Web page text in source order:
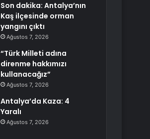
Son dakika: Antalya’nın
Kaş ilçesinde orman
yangını çıktı
Ağustos 7, 2026
“Türk Milleti adına
direnme hakkımızı
kullanacağız”
Ağustos 7, 2026
Antalya’da Kaza: 4
Yaralı
Ağustos 7, 2026